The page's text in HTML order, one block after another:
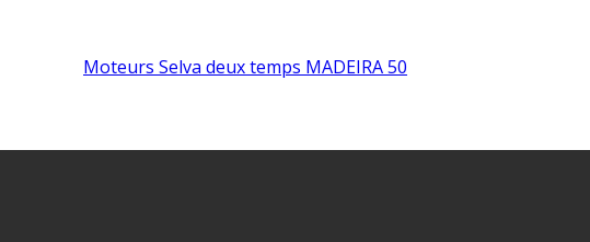
Moteurs Selva deux temps MADEIRA 50